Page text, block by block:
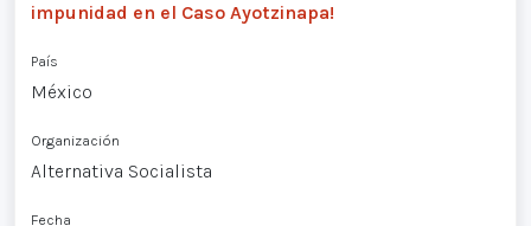
impunidad en el Caso Ayotzinapa!
País
México
Organización
Alternativa Socialista
Fecha